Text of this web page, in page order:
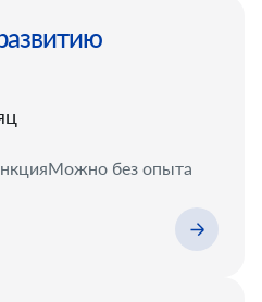
Можно без опыта